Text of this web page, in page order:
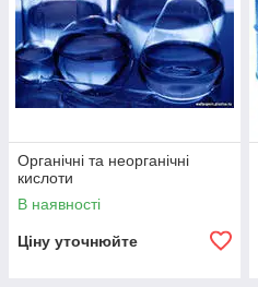
Органічні та неорганічні
кислоти
В наявності
Ціну уточнюйте